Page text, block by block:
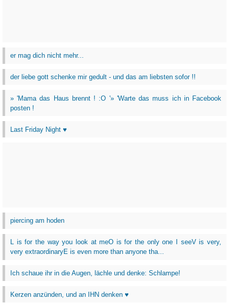
er mag dich nicht mehr...
der liebe gott schenke mir gedult - und das am liebsten sofor !!
» 'Mama das Haus brennt ! :O '» 'Warte das muss ich in Facebook
posten !
Last Friday Night ♥
piercing am hoden
L is for the way you look at meO is for the only one I seeV is very,
very extraordinaryE is even more than anyone tha...
Ich schaue ihr in die Augen, lächle und denke: Schlampe!
Kerzen anzünden, und an IHN denken ♥